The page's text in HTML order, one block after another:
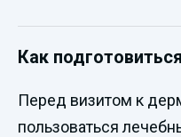
Как
Перед визитом к
пользоваться